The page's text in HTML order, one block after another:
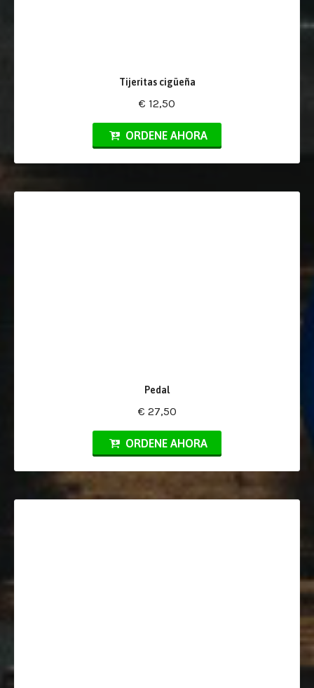
Tijeritas cigüeña
€ 12,50
ORDENE AHORA
Pedal
€ 27,50
ORDENE AHORA